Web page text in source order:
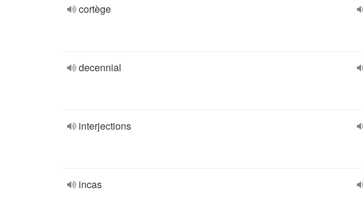
cortège
decennial
interjections
incas